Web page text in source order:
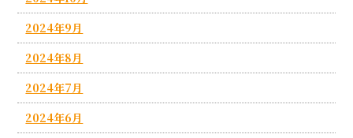
2024年9月
2024年8月
2024年7月
2024年6月